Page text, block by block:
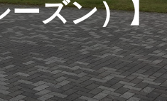
ーズン）】